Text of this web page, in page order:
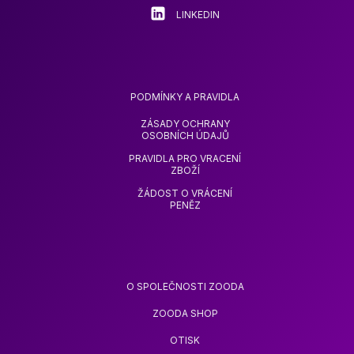
LINKEDIN
PODMÍNKY A PRAVIDLA
ZÁSADY OCHRANY
OSOBNÍCH ÚDAJŮ
PRAVIDLA PRO VRACENÍ
ZBOŽÍ
ŽÁDOST O VRÁCENÍ
PENĚZ
O SPOLEČNOSTI ZOODA
ZOODA SHOP
OTISK